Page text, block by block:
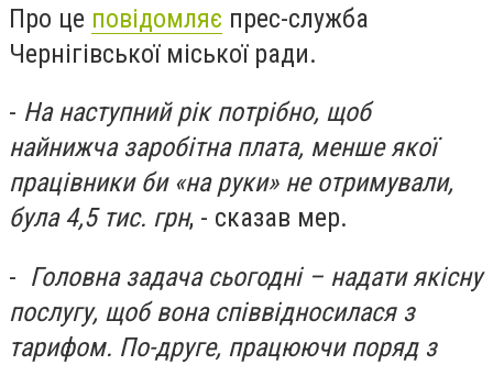
Про це повідомляє прес-служба
Чернігівської міської ради.
- На наступний рік потрібно, щоб
найнижча заробітна плата, менше якої
працівники би «на руки» не отримували,
була 4,5 тис. грн, - сказав мер.
- Головна задача сьогодні – надати якісну
послугу, щоб вона співвідносилася з
тарифом. По-друге, працюючи поряд з